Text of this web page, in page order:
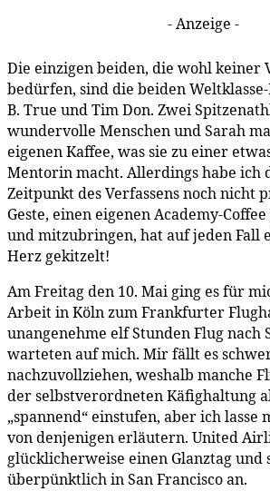
- Anzeige -
Die einzigen beiden, die wohl keiner
bedürfen, sind die beiden
B. True und Tim Don. Zwei
wundervolle Menschen und Sarah
eigenen Kaffee, was sie zu einer
Mentorin macht. Allerdings habe ich
Zeitpunkt des Verfassens noch nicht
Geste, einen eigenen Academy-
und mitzubringen, hat auf jeden Fall
Herz gekitzelt!
Am Freitag den 10. Mai ging es für
Arbeit in Köln zum Frankfurter
unangenehme elf Stunden Flug nach
warteten auf mich. Mir fällt es
nachzuvollziehen, weshalb manche
der selbstverordneten Käfighaltung
„spannend“ einstufen, aber ich lasse
von denjenigen erläutern. United
glücklicherweise einen Glanztag und
überpünktlich in San Francisco an.